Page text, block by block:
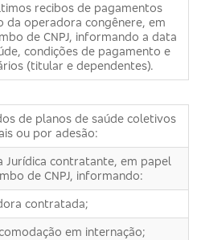
recibos de pagamentos
da operadora congênere, em
de CNPJ, informando a data
condições de pagamento e
(titular e dependentes).
de planos de saúde coletivos
ou por adesão:
Jurídica contratante, em papel
de CNPJ, informando:
contratada;
em internação;